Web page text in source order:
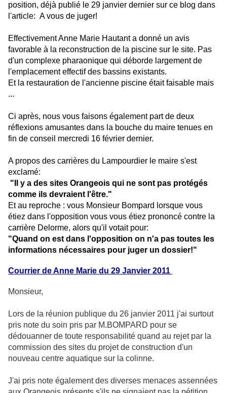
position, déjà publié le 29 janvier dernier sur ce blog dans
l'article: A vous de juger!
Effectivement Anne Marie Hautant a donné un avis
favorable à la reconstruction de la piscine sur le site. Pas
d'un complexe pharaonique qui déborde largement de
l'emplacement effectif des bassins existants.
Et la restauration de l'ancienne piscine était faisable mais
...
Ci après, nous vous faisons également part de deux
réflexions amusantes dans la bouche du maire tenues en
fin de conseil mercredi 16 février dernier.
A propos des carrières du Lampourdier le maire s'est
exclamé:
"Il y a des sites Orangeois qui ne sont pas protégés
comme ils devraient l'être."
Et au reproche : vous Monsieur Bompard lorsque vous
étiez dans l'opposition vous vous étiez prononcé contre la
carrière Delorme, alors qu'il votait pour:
"Quand on est dans l'opposition on n'a pas toutes les
informations nécessaires pour juger un dossier!"
Courrier de Anne Marie du 29 Janvier 2011
Monsieur,
Lors de la réunion publique du 26 janvier 2011 j'ai surtout
pris note du soin pris par M.BOMPARD pour se
dédouanner de toute responsabilité quand au rejet par la
commission des sites du projet de construction d'un
nouveau centre aquatique sur la colinne.
J'ai pris note également des diverses menaces assennées